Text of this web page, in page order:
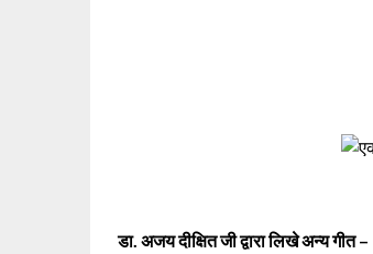
डा. अजय दीक्षित जी द्वारा लिखे अन्य गीत –